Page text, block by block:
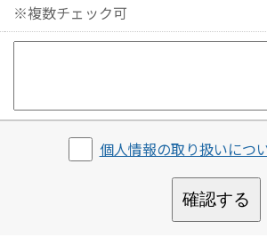
※複数チェック可
個人情報の取り扱いにつ
確認する